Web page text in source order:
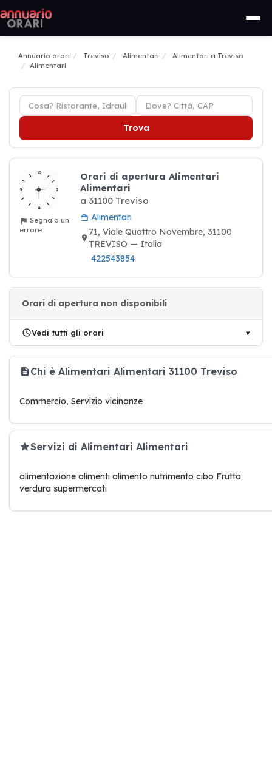
Annuario orari Treviso Alimentari
Alimentari a Treviso
Alimentari
Trova
Segnala un
errore
Orari di apertura Alimentari
Alimentari
a 31100 Treviso
Alimentari
71, Viale Quattro Novembre, 31100
TREVISO — Italia
422543854
Orari di apertura non disponibili
Vedi tutti gli orari
Chi è Alimentari Alimentari 31100 Treviso
Commercio, Servizio vicinanze
Servizi di Alimentari Alimentari
alimentazione alimenti alimento nutrimento cibo Frutta
verdura supermercati